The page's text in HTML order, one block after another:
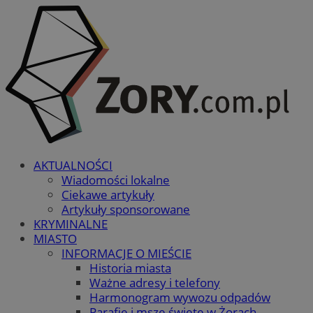
AKTUALNOŚCI
Wiadomości lokalne
Ciekawe artykuły
Artykuły sponsorowane
KRYMINALNE
MIASTO
INFORMACJE O MIEŚCIE
Historia miasta
Ważne adresy i telefony
Harmonogram wywozu odpadów